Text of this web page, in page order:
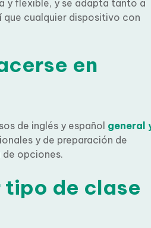
que cualquier dispositivo con
en
de inglés y español general
y de preparación de
opciones.
tipo de clase